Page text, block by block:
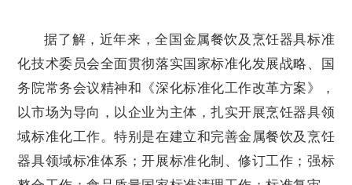
据了解，近年来，全国金属餐饮及烹饪器具标准
化技术委员会全面贯彻落实国家标准化发展战略、国
务院常务会议精神和《深化标准化工作改革方案》，
以市场为导向，以企业为主体，扎实开展烹饪器具领
域标准化工作。特别是在建立和完善金属餐饮及烹饪
器具领域标准体系；开展标准化制、修订工作；强标